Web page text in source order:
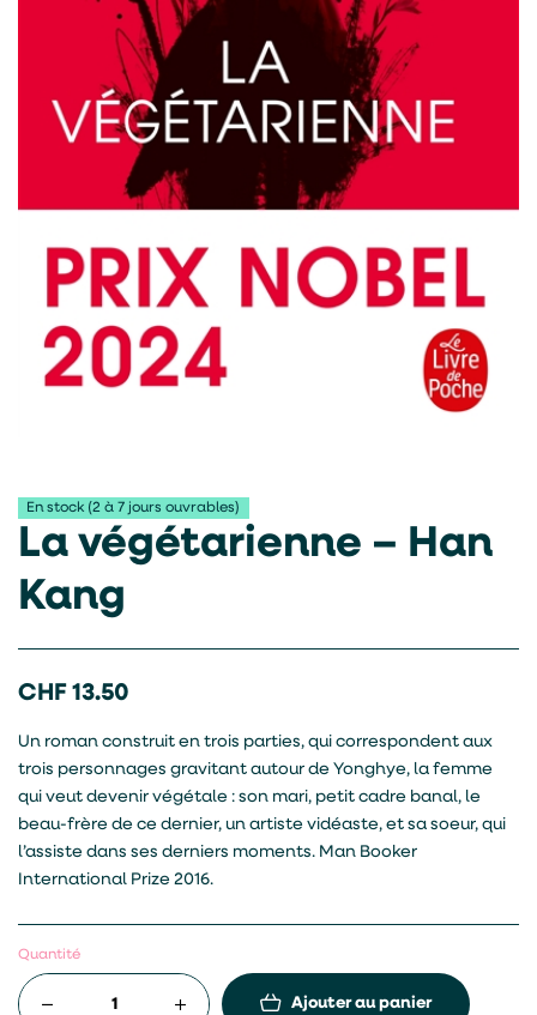
En stock (2 à 7 jours ouvrables)
La végétarienne – Han
Kang
CHF 13.50
Un roman construit en trois parties, qui correspondent aux
trois personnages gravitant autour de Yonghye, la femme
qui veut devenir végétale : son mari, petit cadre banal, le
beau-frère de ce dernier, un artiste vidéaste, et sa soeur, qui
l’assiste dans ses derniers moments. Man Booker
International Prize 2016.
Quantité
Ajouter au panier